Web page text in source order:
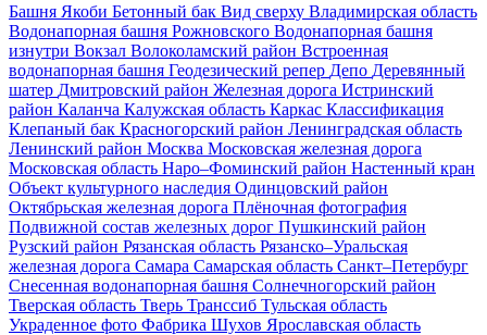
Башня Якоби Бетонный бак Вид сверху Владимирская область
Водонапорная башня Рожновского Водонапорная башня
изнутри Вокзал Волоколамский район Встроенная
водонапорная башня Геодезический репер Депо Деревянный
шатер Дмитровский район Железная дорога Истринский
район Каланча Калужская область Каркас Классификация
Клепаный бак Красногорский район Ленинградская область
Ленинский район Москва Московская железная дорога
Московская область Наро–Фоминский район Настенный кран
Объект культурного наследия Одинцовский район
Октябрьская железная дорога Плёночная фотография
Подвижной состав железных дорог Пушкинский район
Рузский район Рязанская область Рязанско–Уральская
железная дорога Самара Самарская область Санкт–Петербург
Снесенная водонапорная башня Солнечногорский район
Тверская область Тверь Транссиб Тульская область
Украденное фото Фабрика Шухов Ярославская область